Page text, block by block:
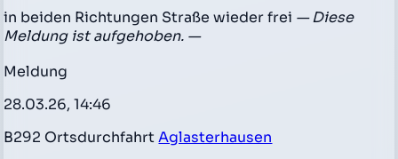
in beiden Richtungen Straße wieder frei — Diese
Meldung ist aufgehoben. —
Meldung
28.03.26, 14:46
B292 OrtsdurchfahrtAglasterhausen